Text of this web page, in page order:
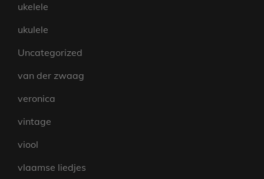
ukelele
ukulele
Uncategorized
van der zwaag
veronica
vintage
viool
vlaamse liedjes